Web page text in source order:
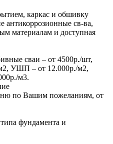
каркас и обшивку
св-ва,
материалам и доступная
сваи – от 4500р./шт,
УШП – от 12.000р./м2,
м3.
по Вашим пожеланиям, от
фундамента и